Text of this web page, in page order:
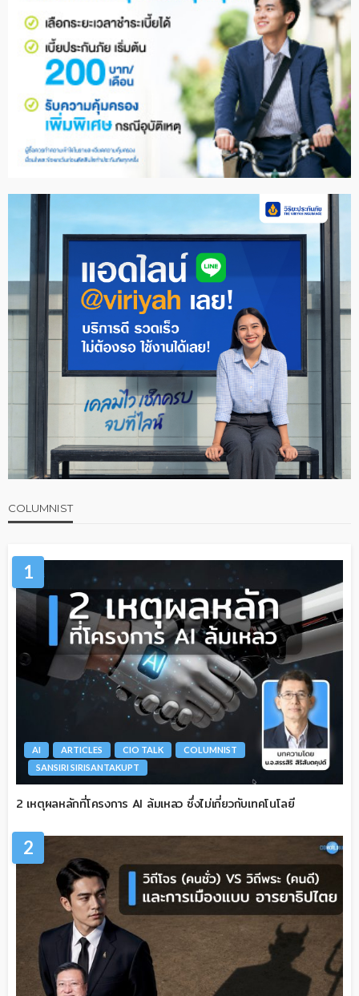
COLUMNIST
1
AI ARTICLES CIO TALK
COLUMNIST
SANSIRI SIRISANTAKUPT
2 เหตุผลหลักที่โครงการ AI ล้มเหลว ซึ่งไม่เกี่ยวกับเทคโนโลยี
2